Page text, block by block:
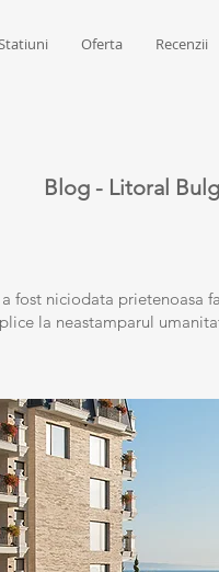
Oferta Recenzii
Blog - Litoral
fost niciodata prietenoasa
la neastamparul